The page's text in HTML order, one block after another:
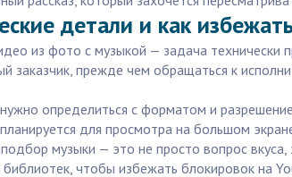
детали и как
из фото с музыкой — задача технически
заказчик, прежде чем обращаться к
определиться с форматом и
для просмотра на большом
музыки — это не просто вопрос
чтобы избежать блокировок на